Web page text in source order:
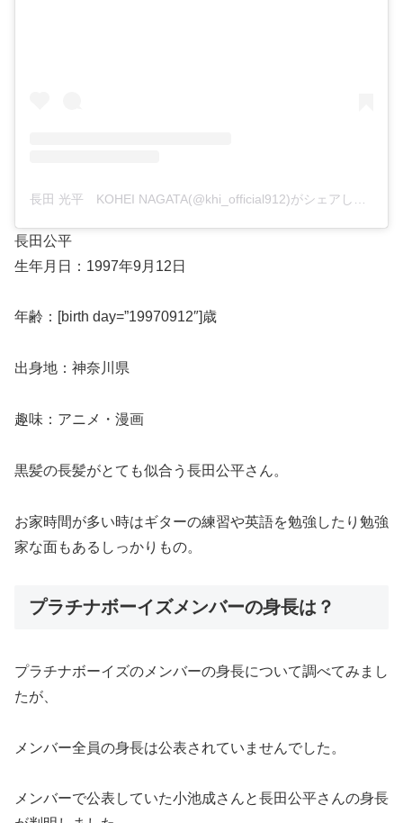
長田公平
生年月日：1997年9月12日
年齢：[birth day=”19970912″]歳
出身地：神奈川県
趣味：アニメ・漫画
黒髪の長髪がとても似合う長田公平さん。
お家時間が多い時はギターの練習や英語を勉強したり勉強
家な面もあるしっかりもの。
プラチナボーイズメンバーの身長は？
プラチナボーイズのメンバーの身長について調べてみまし
たが、
メンバー全員の身長は公表されていませんでした。
メンバーで公表していた小池成さんと長田公平さんの身長